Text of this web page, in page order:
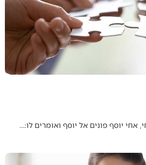
אחי יוסף פונים אל יוסף ואומרים לו:…